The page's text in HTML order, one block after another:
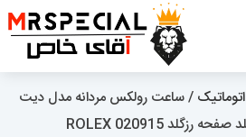
اتوماتیک / ساعت رولکس مردانه مدل دیت
جاست اتوماتیک دورنگ رزگلد صفحه رزگلد 020915 ROLEX